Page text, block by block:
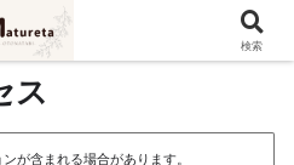
ス
が含まれる場合があります。
検索